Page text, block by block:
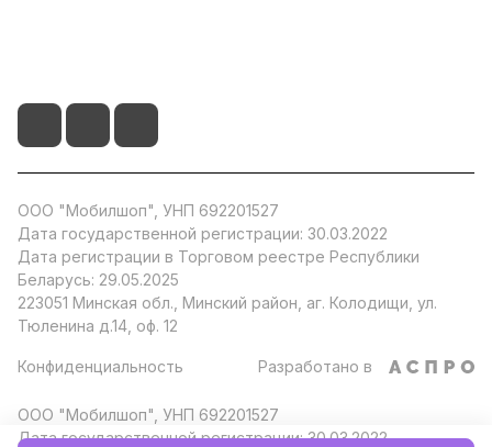
ООО "Мобилшоп", УНП 692201527
Дата государственной регистрации: 30.03.2022
Дата регистрации в Торговом реестре Республики
Беларусь: 29.05.2025
223051 Минская обл., Минский район, аг. Колодищи, ул.
Тюленина д.14, оф. 12
Конфиденциальность Разработано в
ООО "Мобилшоп", УНП 692201527
Дата государственной регистрации: 30.03.2022